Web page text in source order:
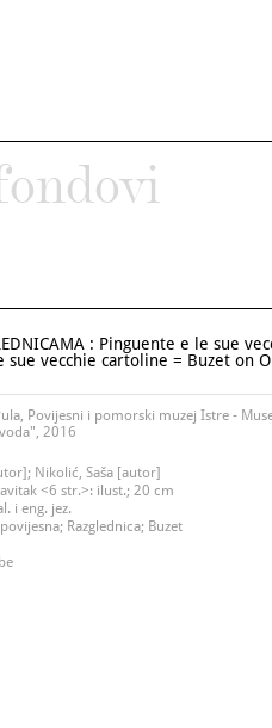
: Pinguente e le sue
vecchie cartoline = Buzet on
Povijesni i pomorski muzej Istre -
2016
Nikolić, Saša [autor]
<6 str.>: ilust.; 20 cm
i eng. jez.
Razglednica; Buzet